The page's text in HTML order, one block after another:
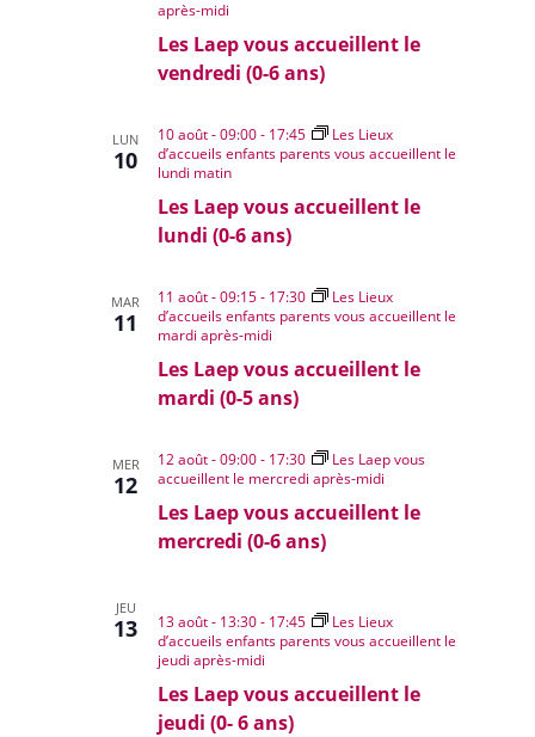
Les Laep vous accueillent le
vendredi (0-6 ans)
après-midi
LUN
10
Les Laep vous accueillent le
lundi (0-6 ans)
10 août - 09:00- 17:45
Les Lieux
d’accueils enfants parents vous accueillent le
lundi matin
MAR
11
Les Laep vous accueillent le
mardi (0-5 ans)
11 août - 09:15- 17:30
Les Lieux
d’accueils enfants parents vous accueillent le
mardi après-midi
MER
12
Les Laep vous accueillent le
mercredi (0-6 ans)
12 août - 09:00- 17:30
Les Laep vous
accueillent le mercredi après-midi
JEU
13
Les Laep vous accueillent le
jeudi (0- 6 ans)
13 août - 13:30- 17:45
Les Lieux
d’accueils enfants parents vous accueillent le
jeudi après-midi